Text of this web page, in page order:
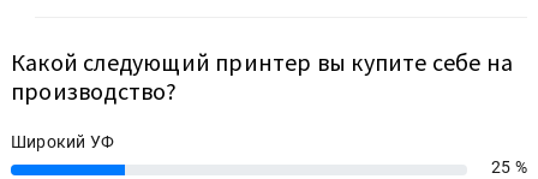
Какой следующий принтер вы купите себе на
производство?
Широкий УФ
25%
25 %